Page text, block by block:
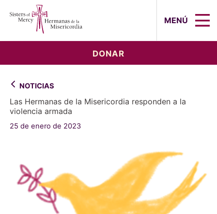
MENÚ
DONAR
NOTICIAS
Las Hermanas de la Misericordia responden a la
violencia armada
25 de enero de 2023